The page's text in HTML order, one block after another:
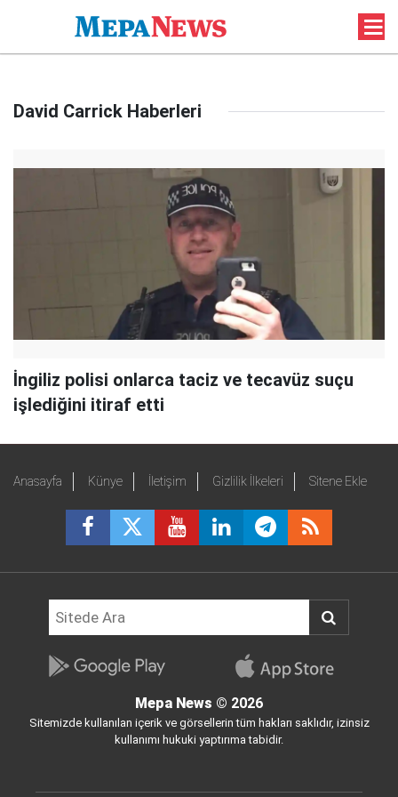
David Carrick Haberleri
İngiliz polisi onlarca taciz ve tecavüz suçu
işlediğini itiraf etti
Anasayfa Künye İletişim Gizlilik İlkeleri Sitene Ekle
Mepa News © 2026
Sitemizde kullanılan içerik ve görsellerin tüm hakları saklıdır, izinsiz
kullanımı hukuki yaptırıma tabidir.